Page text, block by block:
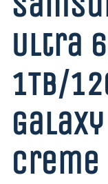
Ultra
1TB/
Creme